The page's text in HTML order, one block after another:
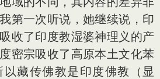
第一次听说，她继续说，印
收了印度教湿婆神理义的产
密宗吸收了高原本土文化苯
藏传佛教是印度佛教（显